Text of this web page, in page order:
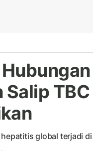
global terjadi di